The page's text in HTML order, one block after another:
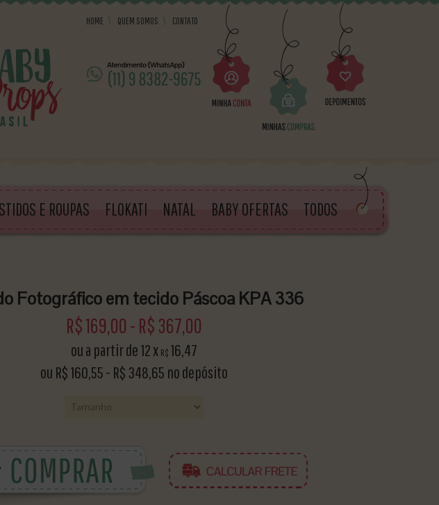
HOME \ QUEM SOMOS \ CONTATO
E ROUPAS FLOKATI NATAL BABY OFERTAS TODOS
Fotográfico em tecido Páscoa KPA 336
R$169,00 - R$ 367,00
ou a partir de12x R$ 16,47
ou R$160,55- R$ 348,65 no depósito